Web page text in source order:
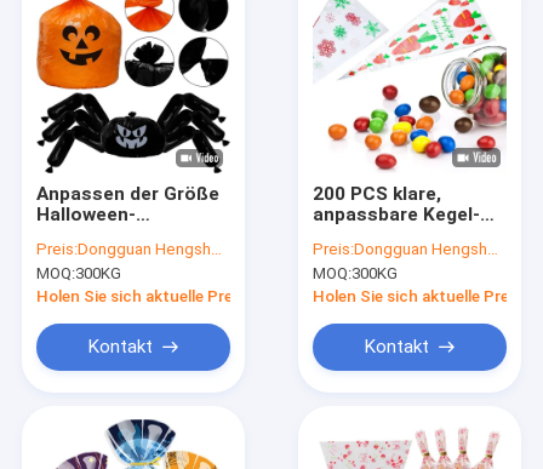
Produkte
Anpassen der Größe
Halloween-
Gravure-Druck und
LDPE-Material für
Halloween-Party
Preis:Dongguan Hengsheng Polybag
MOQ:300KG
Holen Sie sich aktuelle Preis
Kontakt
200 PCS klare,
anpassbare Kegel-
Twist Ties und
Gravure-Druck für
handgefertigte
Preis:Dongguan Hengsheng Polybag
MOQ:300KG
Holen Sie sich aktuelle Preis
Kontakt